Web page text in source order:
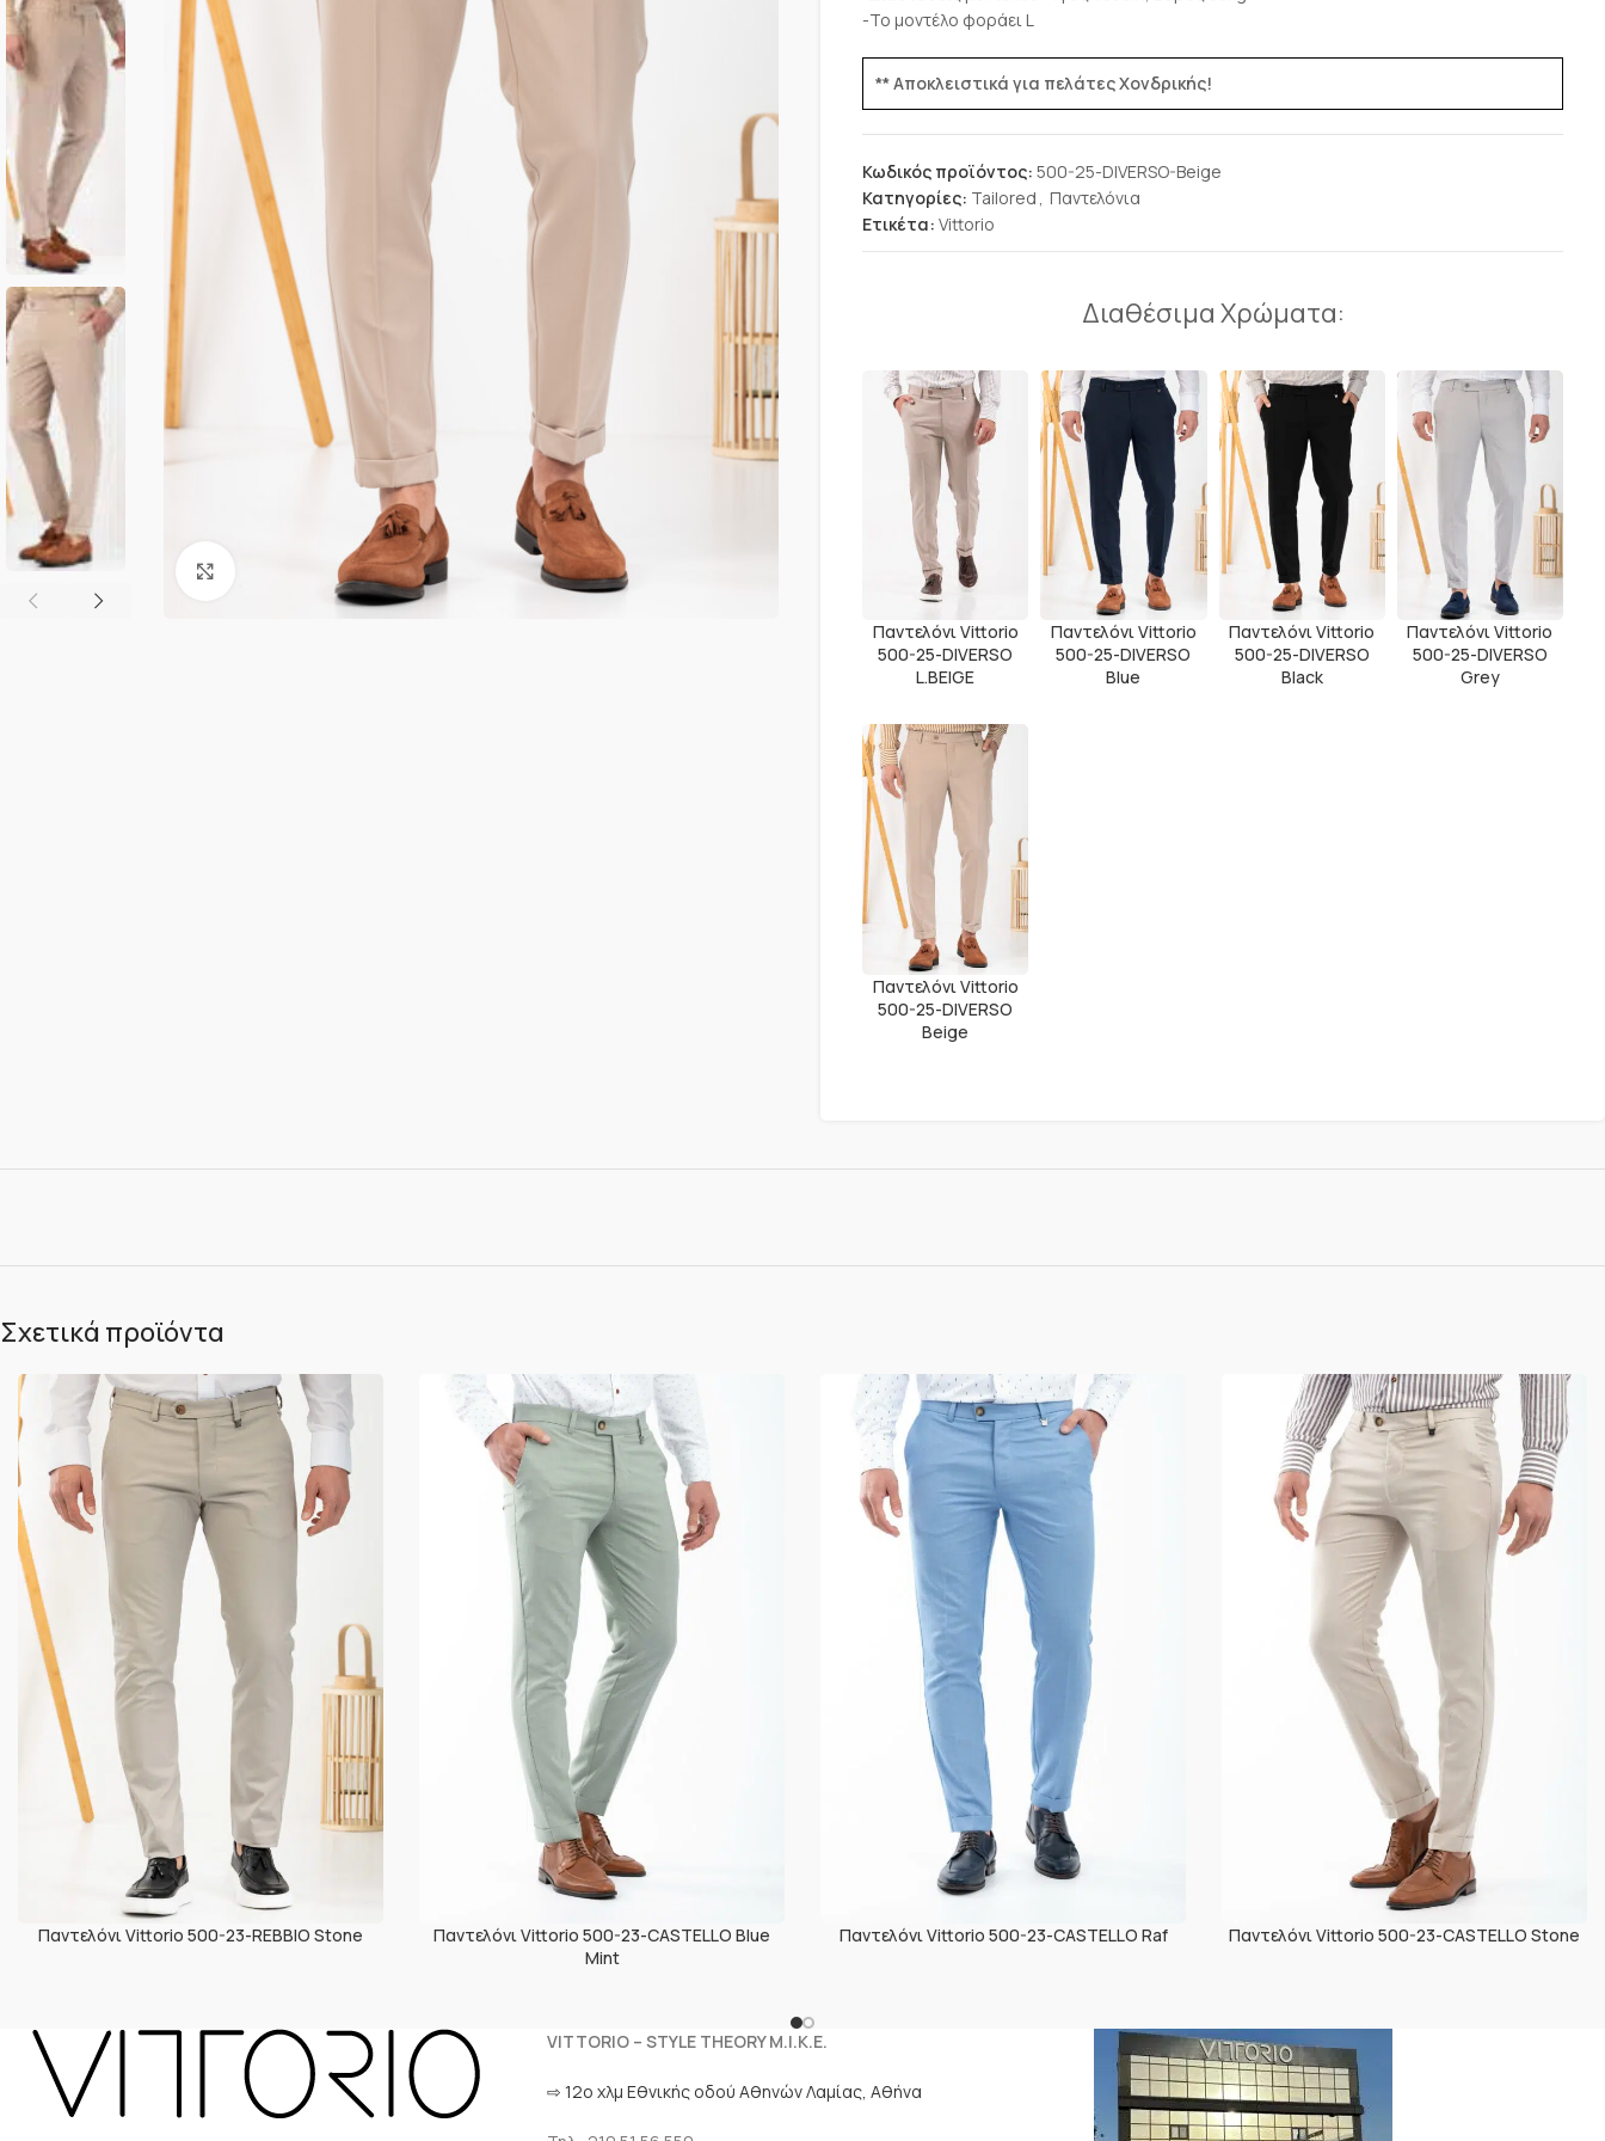
Κλικ για μεγέθυνση
-Το μοντέλο φοράει L
** Αποκλειστικά για πελάτες Χονδρικής!
Κωδικός προϊόντος: 500-25-DIVERSO-Beige
Κατηγορίες: Tailored , Παντελόνια
Ετικέτα: Vittorio
Διαθέσιμα Χρώματα:
Παντελόνι Vittorio
500-25-DIVERSO
L.BEIGE
Παντελόνι Vittorio
500-25-DIVERSO
Blue
Παντελόνι Vittorio
500-25-DIVERSO
Black
Παντελόνι Vittorio
500-25-DIVERSO
Grey
Παντελόνι Vittorio
500-25-DIVERSO
Beige
Σχετικά προϊόντα
Παντελόνι Vittorio 500-23-REBBIO Stone
Παντελόνι Vittorio 500-23-CASTELLO Blue
Mint
Παντελόνι Vittorio 500-23-CASTELLO Raf Παντελόνι Vittorio 500-23-CASTELLO Stone
VITTORIO – STYLE THEORY M.I.K.E.
⇨ 12ο χλμ Eθνικής οδού Αθηνών Λαμίας, Αθήνα